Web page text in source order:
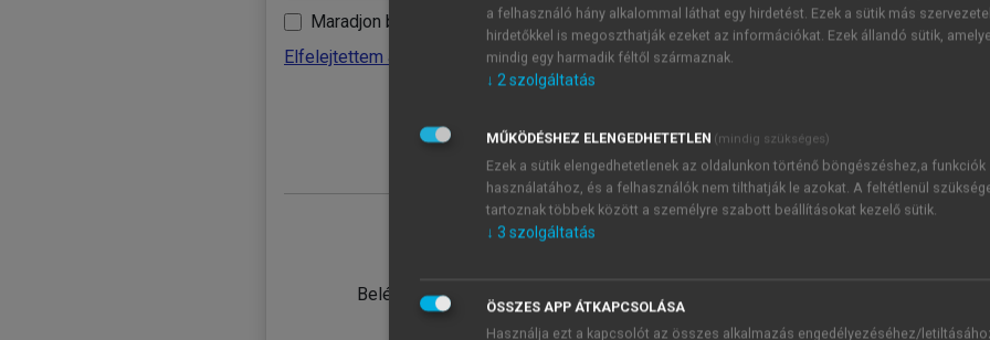
Maradjon belépve
Elfelejtettem a jelszavamat
Belépés intézményi azonosítóval
JELSZÓ
Kérek értesítést a MeRSZ
Kérek értesítést az
a felhasználó hány alkalommal láthat egy hirdetést. Ezek a sütik más
hirdetőkkel is megoszthatják ezeket az információkat. Ezek állandó sütik,
mindig egy harmadik féltől származnak.
↓ 2szolgáltatás
MŰKÖDÉSHEZ ELENGEDHETETLEN (mindig szükséges)
Ezek a sütik elengedhetetlenek az oldalunkon történő böngészéshez,a funkciók
használatához, és a felhasználók nem tilthatják le azokat. A feltétlenül
tartoznak többek között a személyre szabott beállításokat kezelő sütik.
↓ 3 szolgáltatás
ÖSSZES APP ÁTKAPCSOLÁSA
Használja ezt a kapcsolót az összes alkalmazás engedélyezéséhez/